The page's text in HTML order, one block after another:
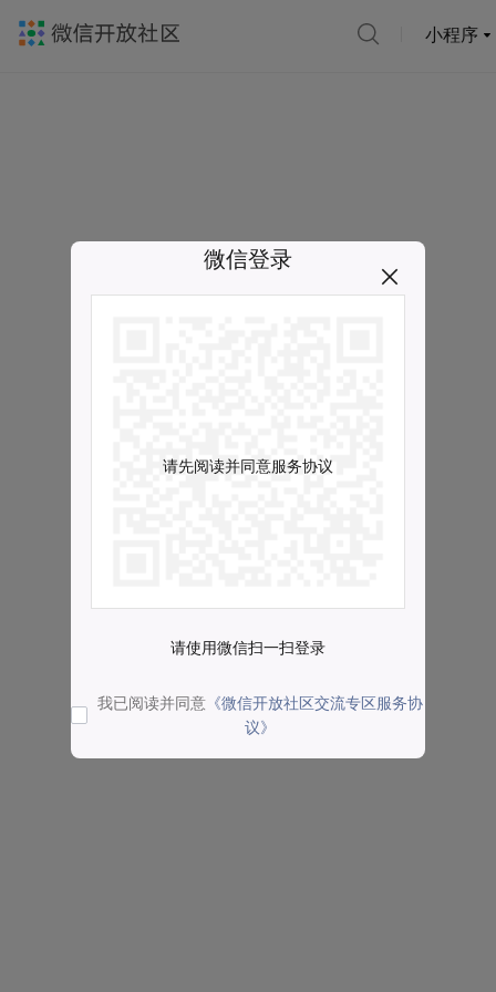
小程序
微信登录
请先阅读并同意服务协议
请使用微信扫一扫登录
我已阅读并同意 《微信开放社区交流专区服务协
议》